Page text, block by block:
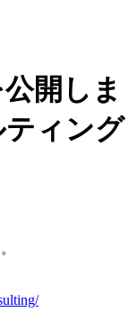
開しま
ティング